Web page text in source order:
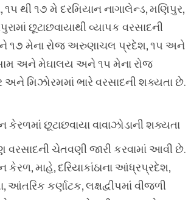
૧૫ થી ૧૭ મે દરમિયાન નાગાલેન્ડ, મણિપુર,
છૂટાછવાયાથી વ્યાપક વરસાદની
૧૭ મેના રોજ અરુણાચલ પ્રદેશ, ૧૫ અને
અને મેઘાલય અને ૧૫ મેના રોજ
અને મિઝોરમમાં ભારે વરસાદની શક્યતા છે.
કેરળમાં છૂટાછવાયા વાવાઝોડાની શક્યતા
વરસાદની ચેતવણી જારી કરવામાં આવી છે.
કેરળ, માહે, દરિયાકાંઠાના આંધ્રપ્રદેશ,
આંતરિક કર્ણાટક, લક્ષદ્વીપમાં વીજળી